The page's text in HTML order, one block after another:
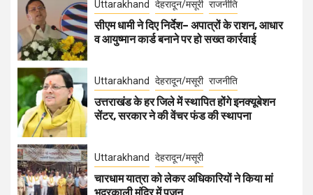
Uttarakhand देहरादून/मसूरी राजनीति
सीएम धामी ने दिए निर्देश– अपात्रों के राशन, आधार
व आयुष्मान कार्ड बनाने पर हो सख्त कार्रवाई
Uttarakhand देहरादून/मसूरी राजनीति
उत्तराखंड के हर जिले में स्थापित होंगे इनक्यूबेशन
सेंटर, सरकार ने की वेंचर फंड की स्थापना
Uttarakhand देहरादून/मसूरी
चारधाम यात्रा को लेकर अधिकारियों ने किया मां